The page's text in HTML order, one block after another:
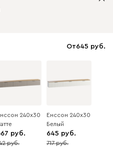
От645
240x30
10
Енссон 240x30
Белый
645
10
717